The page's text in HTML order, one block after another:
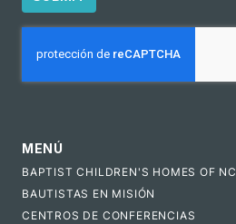
MENÚ
BAPTIST CHILDREN'S HOMES OF NC
BAUTISTAS EN MISIÓN
CENTROS DE CONFERENCIAS